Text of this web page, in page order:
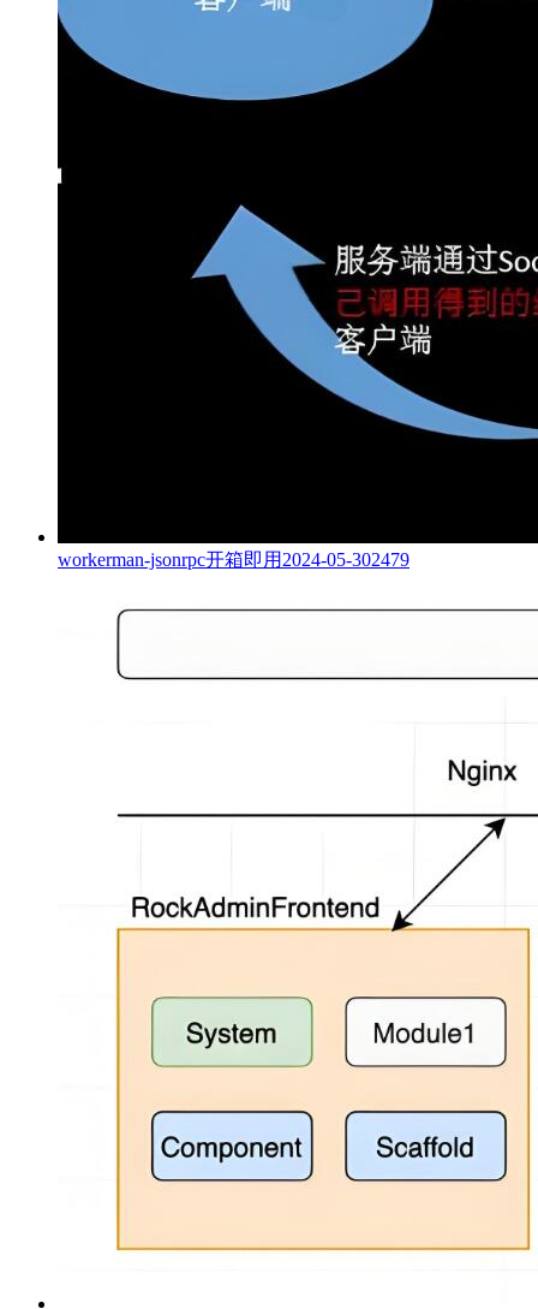
workerman-jsonrpc开箱即用 2024-05-302479